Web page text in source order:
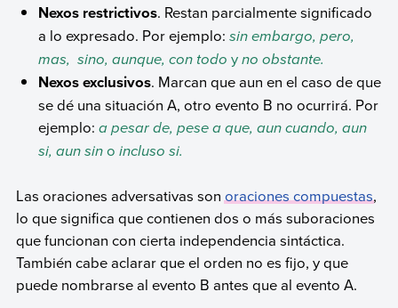
Nexos restrictivos. Restan parcialmente significado
a lo expresado. Por ejemplo:sin embargo, pero,
mas, sino, aunque, con todo yno obstante.
Nexos exclusivos. Marcan que aun en el caso de que
se dé una situación A, otro evento B no ocurrirá. Por
ejemplo:a pesar de, pese a que, aun cuando, aun
si, aun sino incluso si.
Las oraciones adversativas sonoraciones compuestas,
lo que significa que contienen dos o más suboraciones
que funcionan con cierta independencia sintáctica.
También cabe aclarar que el orden no es fijo, y que
puede nombrarse al evento B antes que al evento A.